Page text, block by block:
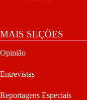
MAIS SEÇÕES
Opinião
Entrevistas
Reportagens Especiais